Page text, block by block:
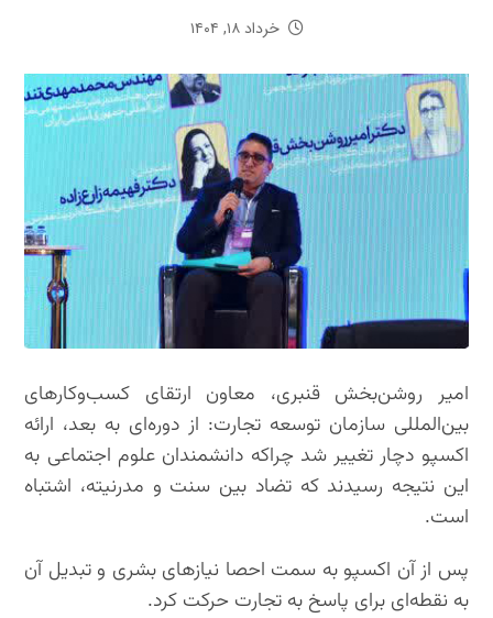
خرداد ۱۸, ۱۴۰۴
امیر روشن‌بخش قنبری، معاون ارتقای کسب‌وکارهای
بین‌المللی سازمان توسعه تجارت: از دوره‌ای به بعد، ارائه
اکسپو دچار تغییر شد چراکه دانشمندان علوم اجتماعی به
این نتیجه رسیدند که تضاد بین سنت و مدرنیته، اشتباه
است.
پس از آن اکسپو به سمت احصا نیازهای بشری و تبدیل آن
به نقطه‌ای برای پاسخ به تجارت حرکت کرد.